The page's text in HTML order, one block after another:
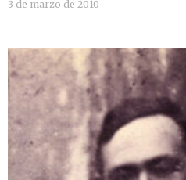
3 de marzo de 2010